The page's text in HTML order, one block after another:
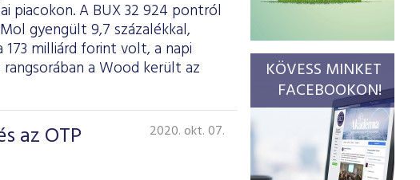
piacokon. A BUX 32 924 pontról
gyengült 9,7 százalékkal,
milliárd forint volt, a napi
a Wood került az
az OTP
2020. okt. 07.
KÖVESS MINKET
FACEBOOKON!